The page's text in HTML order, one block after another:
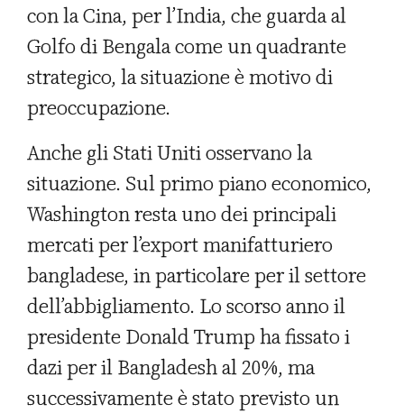
con la Cina, per l’India, che guarda al
Golfo di Bengala come un quadrante
strategico, la situazione è motivo di
preoccupazione.
Anche gli Stati Uniti osservano la
situazione. Sul primo piano economico,
Washington resta uno dei principali
mercati per l’export manifatturiero
bangladese, in particolare per il settore
dell’abbigliamento. Lo scorso anno il
presidente Donald Trump ha fissato i
dazi per il Bangladesh al 20%, ma
successivamente è stato previsto un